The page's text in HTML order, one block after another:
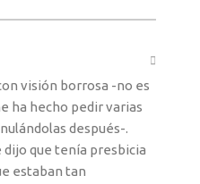
visión borrosa -no es
ha hecho pedir varias
después-.
dijo que tenía presbicia
estaban tan